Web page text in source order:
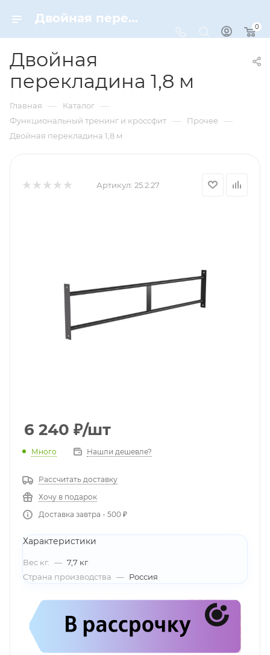
Двойная перекладина 1,8 м – купить по цене 6240 руб. в интернет-магазине Dynamic-Sport
0
Двойная
перекладина 1,8 м
Главная — Каталог —
Функциональный тренинг и кроссфит — Прочее —
Двойная перекладина 1,8 м
Артикул: 25.2.27
6 240 ₽/шт
Много Нашли дешевле?
Рассчитать доставку
Хочу в подарок
Доставка завтра - 500 ₽
Характеристики
Вес кг. — 7,7 кг
Страна производства — Россия